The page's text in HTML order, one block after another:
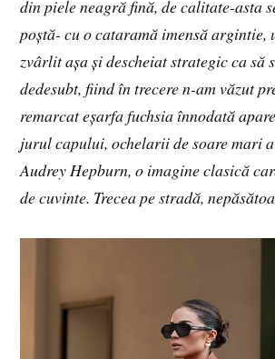
din piele neagră fină, de calitate-asta
poștă- cu o cataramă imensă argintie,
zvârlit așa și descheiat strategic ca să
dedesubt, fiind în trecere n-am văzut
remarcat eșarfa fuchsia înnodată
jurul capului, ochelarii de soare mari
Audrey Hepburn, o imagine clasică
de cuvinte. Trecea pe stradă,